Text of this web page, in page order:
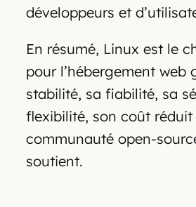
développeurs et
En résumé, Linux est le
pour l’hébergement web
stabilité, sa fiabilité, sa
flexibilité, son coût
communauté open-
soutient.